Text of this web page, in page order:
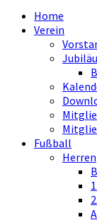
Home
Verein
Fußball
Herren